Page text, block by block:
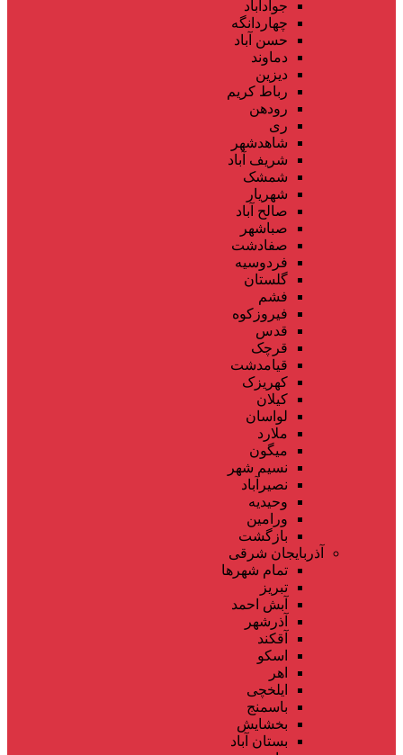
جوادآباد
چهاردانگه
حسن آباد
دماوند
دیزین
رباط کریم
رودهن
ری
شاهدشهر
شریف آباد
شمشک
شهریار
صالح آباد
صباشهر
صفادشت
فردوسیه
گلستان
فشم
فیروزکوه
قدس
قرچک
قیامدشت
کهریزک
کیلان
لواسان
ملارد
میگون
نسیم شهر
نصیرآباد
وحیدیه
ورامین
بازگشت
آذربایجان شرقی
تمام شهر‌ها
تبریز
آبش احمد
آذرشهر
آقکند
اسکو
اهر
ایلخچی
باسمنج
بخشایش
بستان آباد